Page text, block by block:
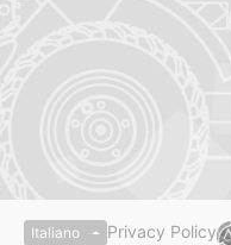
Italiano Privacy Policy